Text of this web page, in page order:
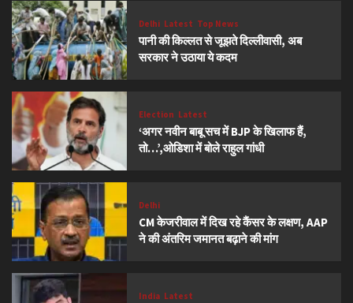
Delhi Latest Top News
पानी की किल्लत से जूझते दिल्लीवासी, अब
सरकार ने उठाया ये कदम
Election Latest
‘अगर नवीन बाबू सच में BJP के खिलाफ हैं,
तो…’,ओडिशा में बोले राहुल गांधी
Delhi
CM केजरीवाल में दिख रहे कैंसर के लक्षण, AAP
ने की अंतरिम जमानत बढ़ाने की मांग
India Latest